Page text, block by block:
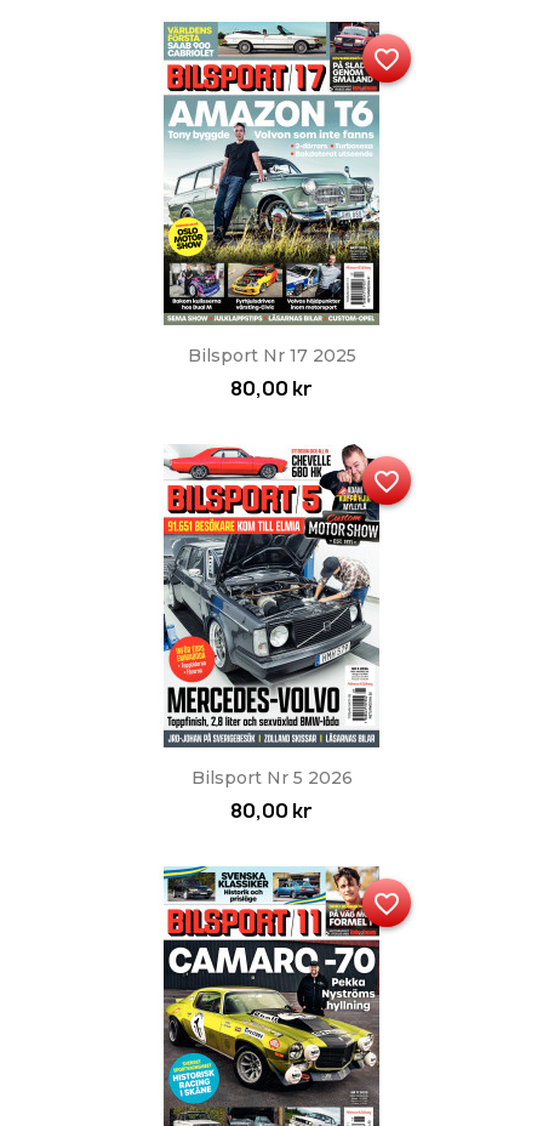
Bilsport Nr 17 2025
80,00 kr
favorite_border
Bilsport Nr 5 2026
80,00 kr
favorite_border
favorite_border